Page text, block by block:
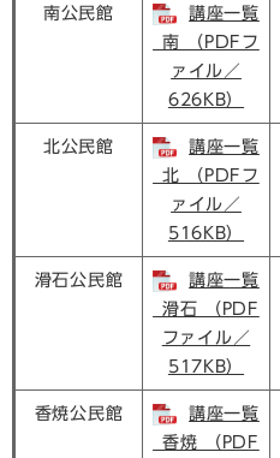
南公民館
講座一覧
_南 （PDFフ
ァイル／
626KB）
北公民館
講座一覧
_北 （PDFフ
ァイル／
516KB）
滑石公民館
講座一覧
_滑石 （PDF
ファイル／
517KB）
香焼公民館
講座一覧
_香焼 （PDF